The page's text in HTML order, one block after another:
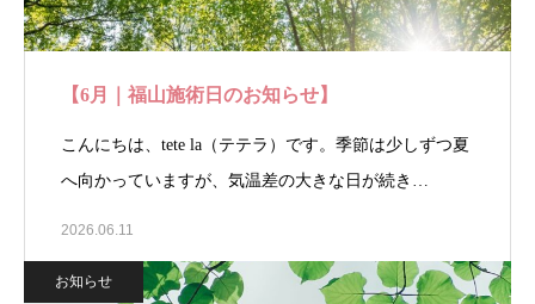
【6月｜福山施術日のお知らせ】
こんにちは、tete la（テテラ）です。季節は少しずつ夏
へ向かっていますが、気温差の大きな日が続き…
2026.06.11
お知らせ